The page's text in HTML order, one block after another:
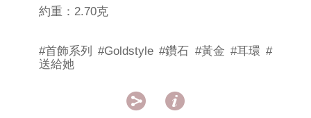
約重：2.70克
#首飾系列 #Goldstyle #鑽石 #黃金 #耳環 #
送給她
 